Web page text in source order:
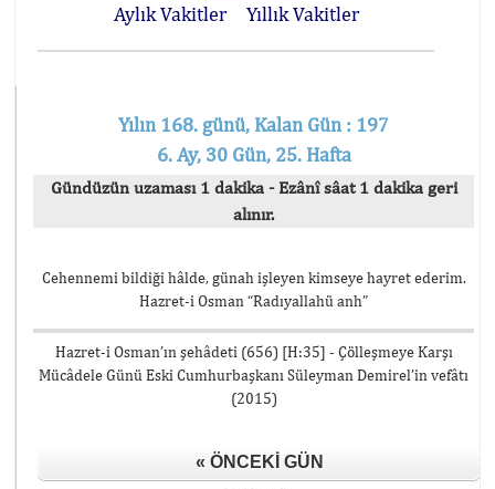
Aylık Vakitler
Yıllık Vakitler
Yılın 168. günü, Kalan Gün : 197
6. Ay, 30 Gün, 25. Hafta
Gündüzün uzaması 1 dakika - Ezânî sâat 1 dakika geri
alınır.
Cehennemi bildiği hâlde, günah işleyen kimseye hayret ederim.
Hazret-i Osman “Radıyallahü anh”
Hazret-i Osman’ın şehâdeti (656) [H:35] - Çölleşmeye Karşı
Mücâdele Günü Eski Cumhurbaşkanı Süleyman Demirel’in vefâtı
(2015)
« ÖNCEKI GÜN